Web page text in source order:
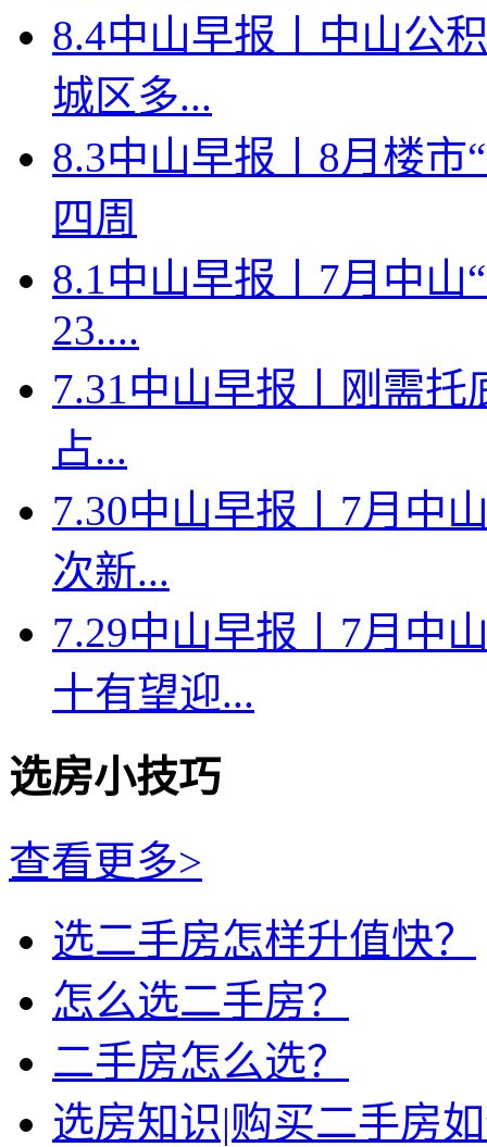
8.4中山早报丨中山公
城区多...
8.3中山早报丨8月楼市
四周
8.1中山早报丨7月中山
23....
7.31中山早报丨刚需
占...
7.30中山早报丨7月中
次新...
7.29中山早报丨7月中
十有望迎...
选房小技巧
查看更多>
选二手房怎样升值快？
怎么选二手房？
二手房怎么选？
选房知识|购买二手房